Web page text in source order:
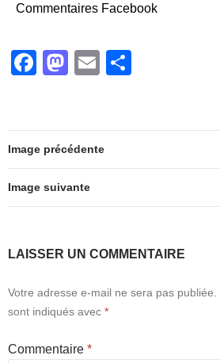
c
e
b
k
st
o
d
ail ta
Commentaires Facebook
F
e
b
o
o
M
o
d
o
n
E
g
er
Image précédente
Image suivante
LAISSER UN COMMENTAIRE
Votre adresse e-mail ne sera pas publiée.
sont indiqués avec *
Commentaire *